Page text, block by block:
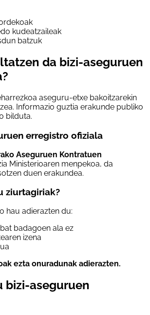
kudeatzaileak
batzuk
da bizi-aseguruen
aseguru-etxe bakoitzarekin
Informazio guztia erakunde publiko
bilduta.
erregistro ofiziala
Aseguruen Kontratuen
Ministerioaren menpekoa, da
duen erakundea.
ziurtagiriak?
hau adierazten du:
badagoen ala ez
izena
ezta onuradunak adierazten.
bizi-aseguruen